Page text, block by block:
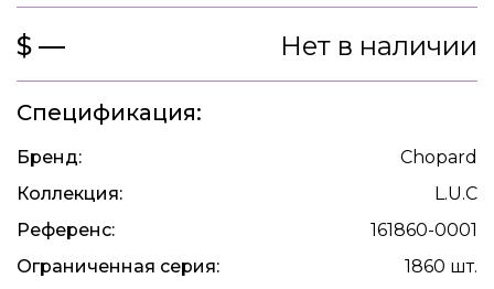
$ — Нет в наличии
Спецификация:
Бренд:
Chopard
Коллекция:
L.U.C
Референс:
161860-0001
Ограниченная серия:
1860 шт.